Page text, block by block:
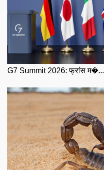
G7 Summit 2026: फ्रांस म�...